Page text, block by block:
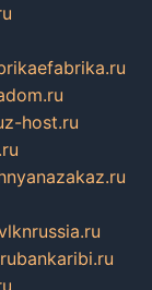
z-host.ru
bankaribi.ru